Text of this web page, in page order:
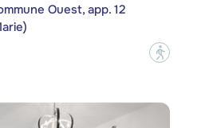
Ouest, app. 12
?